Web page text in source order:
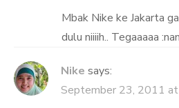
Mbak Nike ke Jakarta
dulu niiiih.. Tegaaaaa
Nike says:
September 23, 2011